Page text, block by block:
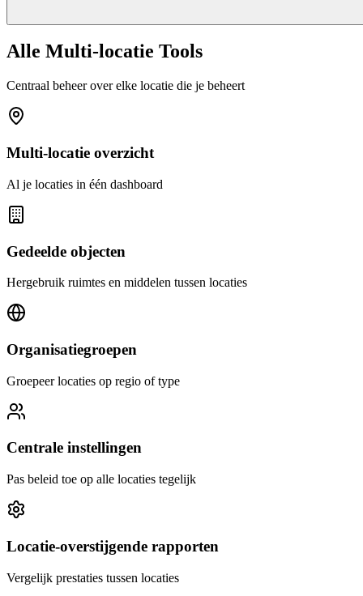
Alle Multi-locatie Tools
Centraal beheer over elke locatie die je beheert
Multi-locatie overzicht
Al je locaties in één dashboard
Gedeelde objecten
Hergebruik ruimtes en middelen tussen locaties
Organisatiegroepen
Groepeer locaties op regio of type
Centrale instellingen
Pas beleid toe op alle locaties tegelijk
Locatie-overstijgende rapporten
Vergelijk prestaties tussen locaties